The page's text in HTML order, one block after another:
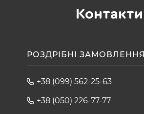
Контакти
РОЗДРІБНІ ЗАМОВЛЕННЯ
+38 (099) 562-25-63
+38 (050) 226-77-77